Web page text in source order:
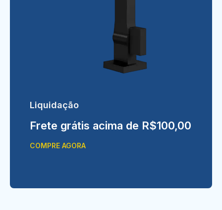
Liquidação
Frete grátis acima de R$100,00
COMPRE AGORA